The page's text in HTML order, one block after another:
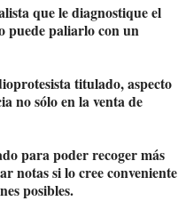
que le diagnostique el
puede paliarlo con un
titulado, aspecto
no sólo en la venta de
para poder recoger más
notas si lo cree conveniente
posibles.